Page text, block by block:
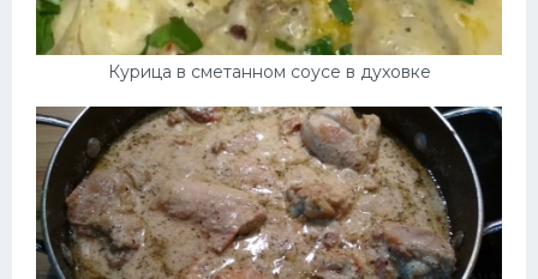
Курица в сметанном соусе в духовке